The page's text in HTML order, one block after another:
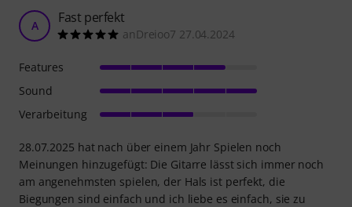
A Fast perfekt
anDreioo7 27.04.2024
28.07.2025 hat nach über einem Jahr Spielen noch
Meinungen hinzugefügt: Die Gitarre lässt sich immer noch
am angenehmsten spielen, der Hals ist perfekt, die
Biegungen sind einfach und ich liebe es einfach, sie zu
Features
Sound
Verarbeitung